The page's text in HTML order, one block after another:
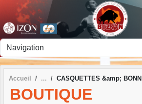
Accueil CASQUETTES &amp;
BOUTIQUE
Panneau de gestion des cookies